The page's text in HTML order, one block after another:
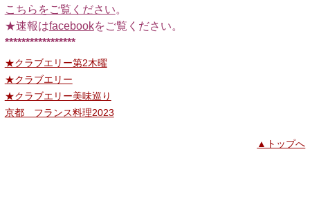
こちらをご覧ください。
★速報はfacebookをご覧ください。
*****************
★クラブエリー第2木曜
★クラブエリー
★クラブエリー美味巡り
京都 フランス料理2023
▲トップへ